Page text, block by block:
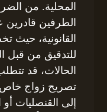
المحلية. من
الطرفين قادرين
القانونية، حيث
للتدقيق من قبل
الحالات، قد
تصريح زواج خاص
إلى القنصليات